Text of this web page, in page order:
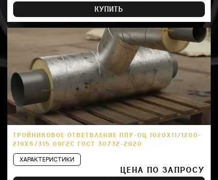
КУПИТЬ
ТРОЙНИКОВОЕ ОТВЕТВЛЕНИЕ ППУ-ОЦ 1020Х11/1200-
219Х6/315 09Г2С ГОСТ 30732-2020
ХАРАКТЕРИСТИКИ
ЦЕНА ПО ЗАПРОСУ